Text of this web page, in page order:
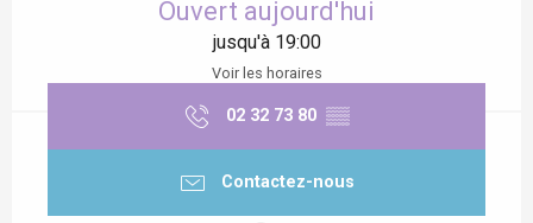
Ouvert aujourd'hui
jusqu'à 19:00
Voir les horaires
02 32 73 80 ▒▒
Contactez-nous